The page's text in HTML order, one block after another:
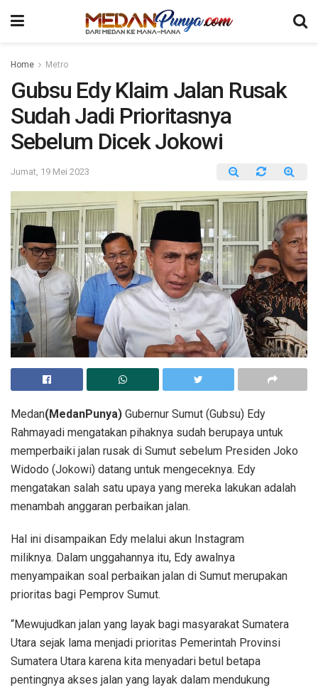
Home Metro
Gubsu Edy Klaim Jalan Rusak
Sudah Jadi Prioritasnya
Sebelum Dicek Jokowi
Jumat, 19 Mei 2023
Medan(MedanPunya) Gubernur Sumut (Gubsu) Edy
Rahmayadi mengatakan pihaknya sudah berupaya untuk
memperbaiki jalan rusak di Sumut sebelum Presiden Joko
Widodo (Jokowi) datang untuk mengeceknya. Edy
mengatakan salah satu upaya yang mereka lakukan adalah
menambah anggaran perbaikan jalan.
Hal ini disampaikan Edy melalui akun Instagram
miliknya. Dalam unggahannya itu, Edy awalnya
menyampaikan soal perbaikan jalan di Sumut merupakan
prioritas bagi Pemprov Sumut.
“Mewujudkan jalan yang layak bagi masyarakat Sumatera
Utara sejak lama menjadi prioritas Pemerintah Provinsi
Sumatera Utara karena kita menyadari betul betapa
pentingnya akses jalan yang layak dalam mendukung